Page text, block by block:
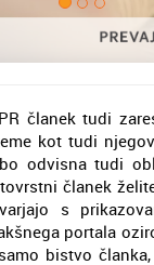
članek tudi
kot tudi
odvisna tudi
članek
s
portala
bistvo